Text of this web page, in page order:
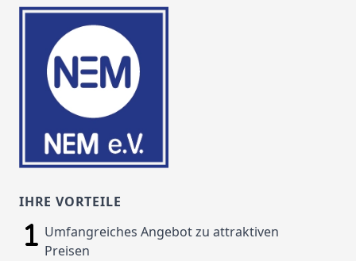
IHRE VORTEILE
Umfangreiches Angebot zu attraktiven
Preisen